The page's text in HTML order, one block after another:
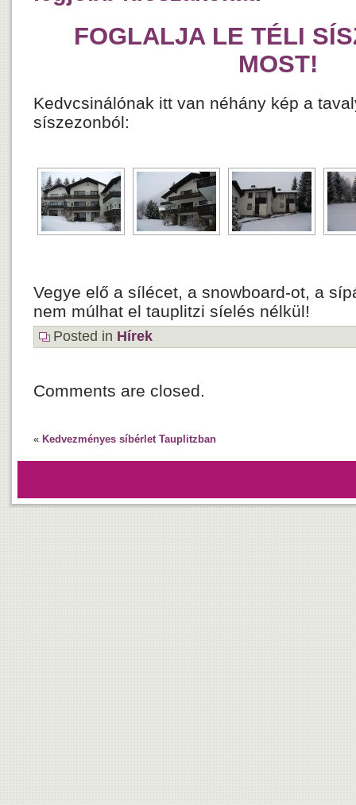
FOGLALJA LE TÉLI
MOST!
Kedvcsinálónak itt van néhány kép a
síszezonból:
Vegye elő a sílécet, a snowboard-ot, a
nem múlhat el tauplitzi síelés nélkül!
Posted in Hírek
Comments are closed.
« Kedvezményes síbérlet Tauplitzban